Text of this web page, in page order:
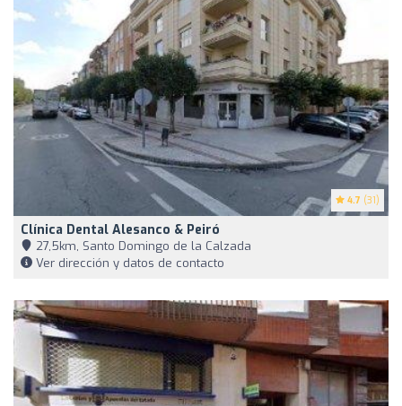
4.7 (31)
Clínica Dental Alesanco & Peiró
27,5km, Santo Domingo de la Calzada
Ver dirección y datos de contacto